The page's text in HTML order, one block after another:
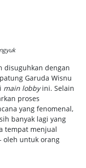
disuguhkan dengan
Garuda Wisnu
main lobbyini. Selain
proses
yang fenomenal,
banyak lagi yang
tempat menjual
oleh untuk orang